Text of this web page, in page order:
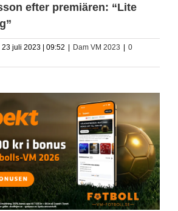
efter premiären: “Lite
23 juli 2023 | 09:52 | Dam VM 2023 | 0